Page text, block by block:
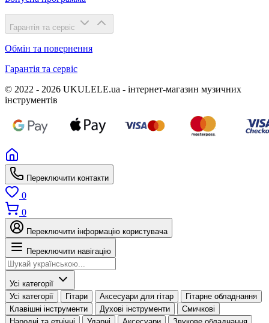
Гарантія та сервіс
Обмін та повернення
Гарантія та сервіс
© 2022 - 2026 UKULELE.ua - інтернет-магазин музичних
інструментів
Переключити контакти
0
0
Переключити інформацію користувача
Переключити навігацію
Усі категорії
Усі категорії
Гітари Аксесуари для гітар
Гітарне обладнання
Клавішні інструменти
Духові інструменти
Смичкові